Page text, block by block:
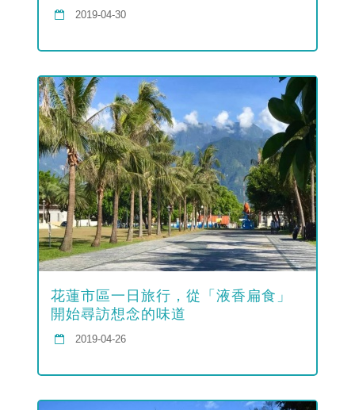
2019-04-30
花蓮市區一日旅行，從「液香扁食」
開始尋訪想念的味道
2019-04-26